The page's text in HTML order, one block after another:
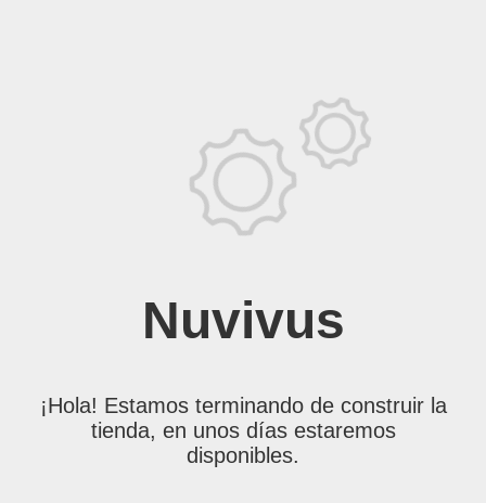
Nuvivus
¡Hola! Estamos terminando de construir la
tienda, en unos días estaremos
disponibles.